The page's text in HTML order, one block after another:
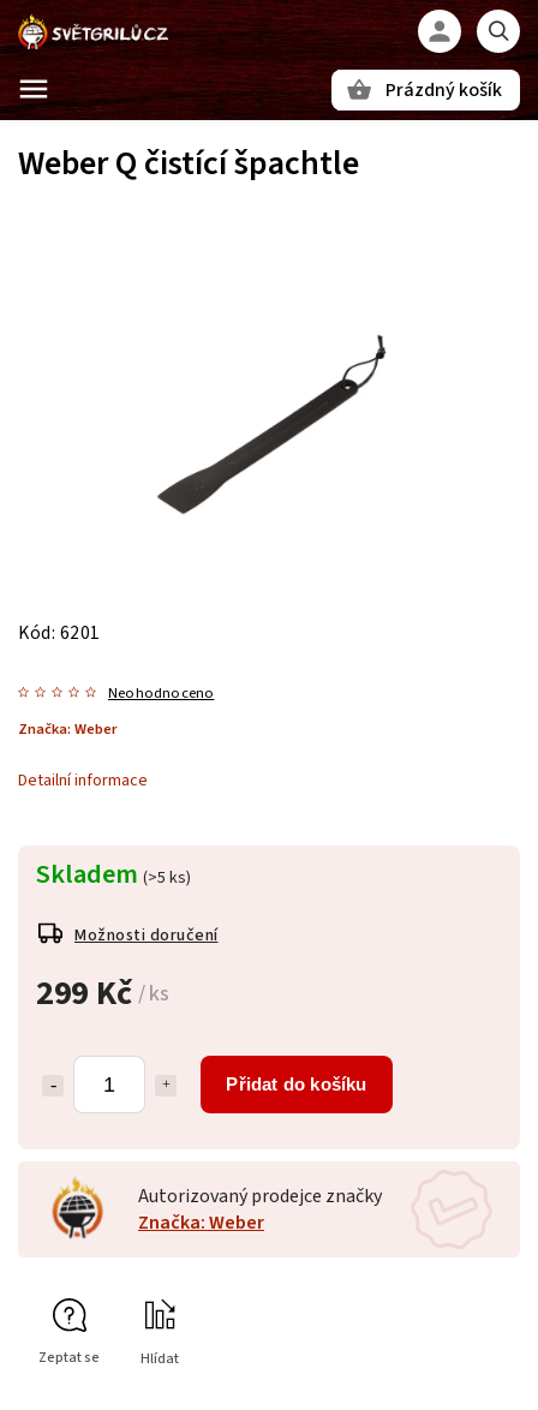
Prázdný košík
Weber Q čistící špachtle
Kód: 6201
Neohodnoceno
Značka: Weber
299 Kč / ks
Přidat do košíku
Skladem (>5 ks)
Možnosti doručení
Detailní informace
Autorizovaný prodejce značky
Značka: Weber
Zeptat se Hlídat